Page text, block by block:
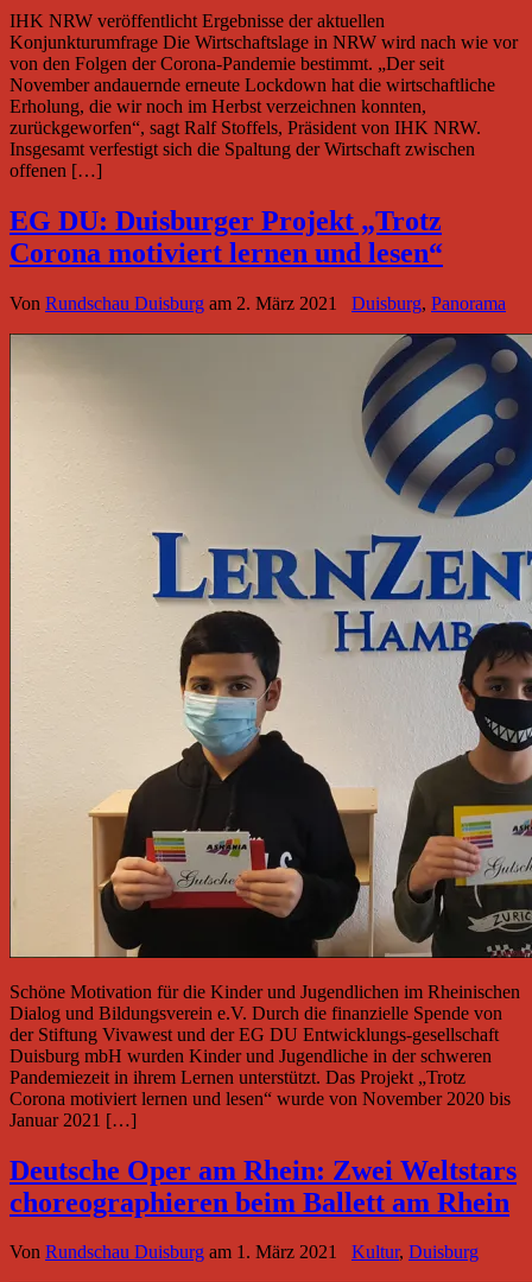
IHK NRW veröffentlicht Ergebnisse der aktuellen
Konjunkturumfrage Die Wirtschaftslage in NRW wird nach wie vor
von den Folgen der Corona-Pandemie bestimmt. „Der seit
November andauernde erneute Lockdown hat die wirtschaftliche
Erholung, die wir noch im Herbst verzeichnen konnten,
zurückgeworfen“, sagt Ralf Stoffels, Präsident von IHK NRW.
Insgesamt verfestigt sich die Spaltung der Wirtschaft zwischen
offenen […]
EG DU: Duisburger Projekt „Trotz
Corona motiviert lernen und lesen“
Von Rundschau Duisburg am 2. März 2021 Duisburg, Panorama
Schöne Motivation für die Kinder und Jugendlichen im Rheinischen
Dialog und Bildungsverein e.V. Durch die finanzielle Spende von
der Stiftung Vivawest und der EG DU Entwicklungs-gesellschaft
Duisburg mbH wurden Kinder und Jugendliche in der schweren
Pandemiezeit in ihrem Lernen unterstützt. Das Projekt „Trotz
Corona motiviert lernen und lesen“ wurde von November 2020 bis
Januar 2021 […]
Deutsche Oper am Rhein: Zwei Weltstars
choreographieren beim Ballett am Rhein
Von Rundschau Duisburg am 1. März 2021 Kultur, Duisburg